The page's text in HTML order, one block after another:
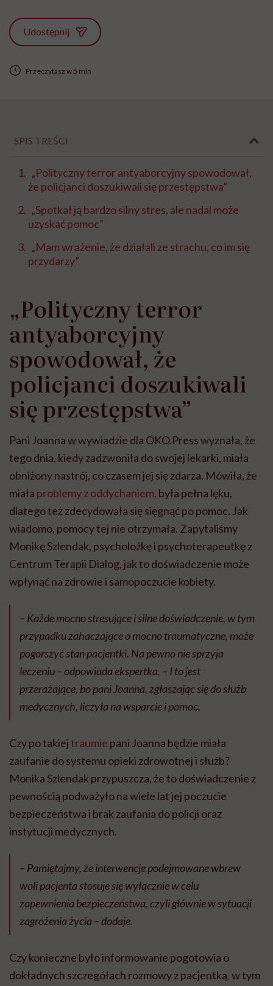
Udostępnij
Przeczytasz w 5 min
SPIS TREŚCI
„Polityczny terror antyaborcyjny spowodował,
że policjanci doszukiwali się przestępstwa”
„Spotkał ją bardzo silny stres, ale nadal może
uzyskać pomoc”
„Mam wrażenie, że działali ze strachu, co im się
przydarzy”
„Polityczny terror
antyaborcyjny
spowodował, że
policjanci doszukiwali
się przestępstwa”
Pani Joanna w wywiadzie dla OKO.Press wyznała, że
tego dnia, kiedy zadzwoniła do swojej lekarki, miała
obniżony nastrój, co czasem jej się zdarza. Mówiła, że
miała problemy z oddychaniem, była pełna lęku,
dlatego też zdecydowała się sięgnąć po pomoc. Jak
wiadomo, pomocy tej nie otrzymała. Zapytaliśmy
Monikę Szlendak, psycholożkę i psychoterapeutkę z
Centrum Terapii Dialog, jak to doświadczenie może
wpłynąć na zdrowie i samopoczucie kobiety.
– Każde mocno stresujące i silne doświadczenie, w tym
przypadku zahaczające o mocno traumatyczne, może
pogorszyć stan pacjentki. Na pewno nie sprzyja
leczeniu – odpowiada ekspertka. – I to jest
przerażające, bo pani Joanna, zgłaszając się do służb
medycznych, liczyła na wsparcie i pomoc.
Czy po takiejtraumie pani Joanna będzie miała
zaufanie do systemu opieki zdrowotnej i służb?
Monika Szlendak przypuszcza, że to doświadczenie z
pewnością podważyło na wiele lat jej poczucie
bezpieczeństwa i brak zaufania do policji oraz
instytucji medycznych.
– Pamiętajmy, że interwencje podejmowane wbrew
woli pacjenta stosuje się wyłącznie w celu
zapewnienia bezpieczeństwa, czyli głównie w sytuacji
zagrożenia życia – dodaje.
Czy konieczne było informowanie pogotowia o
dokładnych szczegółach rozmowy z pacjentką, w tym